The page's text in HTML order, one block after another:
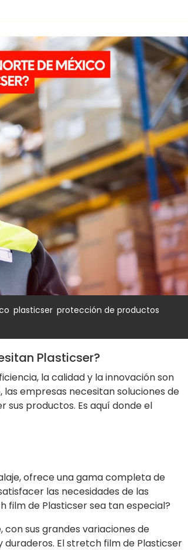
plasticser protección de productos
Plasticser?
la calidad y la innovación son
empresas necesitan soluciones de
productos. Es aquí donde el
ofrece una gama completa de
las necesidades de las
film de Plasticser sea tan especial?
con sus grandes variaciones de
El stretch film de Plasticser